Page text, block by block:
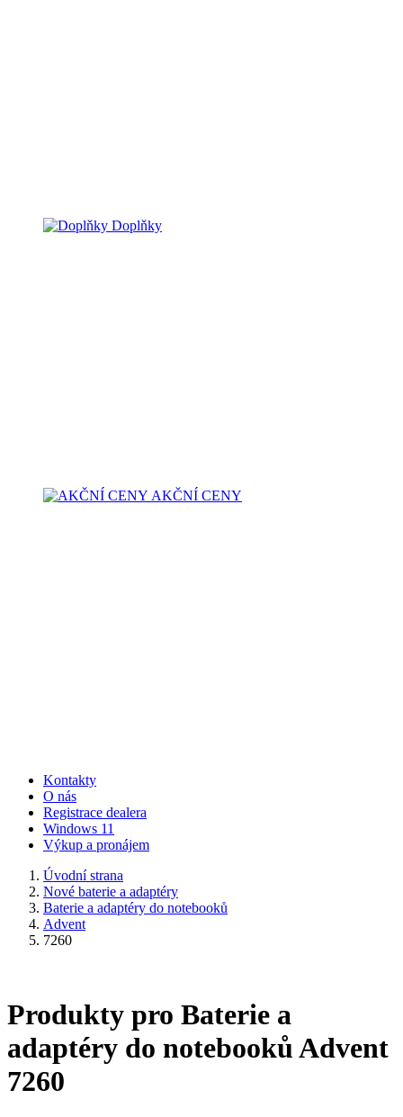
Doplňky
AKČNÍ CENY
Kontakty
O nás
Registrace dealera
Windows 11
Výkup a pronájem
Úvodní strana
Nové baterie a adaptéry
Baterie a adaptéry do notebooků
Advent
7260
Produkty pro Baterie a
adaptéry do notebooků Advent
7260